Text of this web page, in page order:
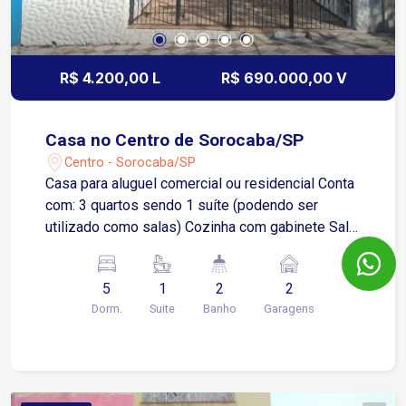
R$ 4.200,00 L R$ 690.000,00 V
Casa no Centro de Sorocaba/SP
Centro - Sorocaba/SP
Casa para aluguel comercial ou residencial Conta
com: 3 quartos sendo 1 suíte (podendo ser
utilizado como salas) Cozinha com gabinete Sala
lateral Lavanderia Edícula nos fundos com:
Recepção Sala de espera Lavabo 1 sala privativa
Na frente do imóvel: Garagem descoberta para 2
minutos da Avenida Dom Aguirre 4 minutos da
5
Dorm.
1
Suite
2
Banho
2
Garagens